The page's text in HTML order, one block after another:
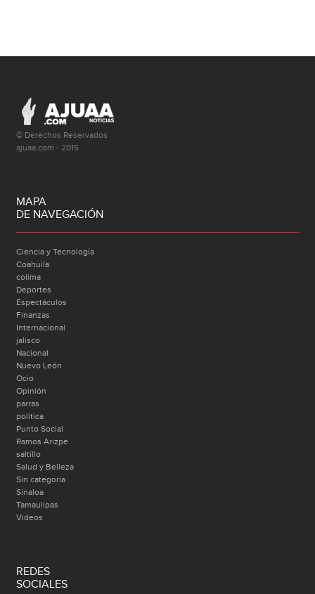
© Derechos Reservados
ajuaa.com - 2015
MAPA
DE NAVEGACIÓN
Ciencia y Tecnología
Coahuila
colima
Deportes
Espectáculos
Finanzas
Internacional
jalisco
Nacional
Nuevo León
Ocio
Opinión
parras
politica
Punto Social
Ramos Arizpe
saltillo
Salud y Belleza
Sin categoría
Sinaloa
Tamaulipas
Videos
REDES
SOCIALES